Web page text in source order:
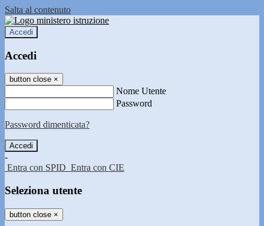
Salta al contenuto
Accedi
Accedi
button close ×
Nome Utente
Password
Password dimenticata?
-
Entra con SPID Entra con CIE
Seleziona utente
button close ×